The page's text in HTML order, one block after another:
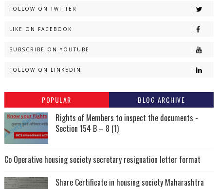
FOLLOW ON TWITTER
LIKE ON FACEBOOK
SUBSCRIBE ON YOUTUBE
FOLLOW ON LINKEDIN
POPULAR BLOG ARCHIVE
Rights of Members to inspect the documents -
Section 154 B – 8 (1)
Co Operative housing society secretary resignation letter format
Share Certificate in housing society Maharashtra